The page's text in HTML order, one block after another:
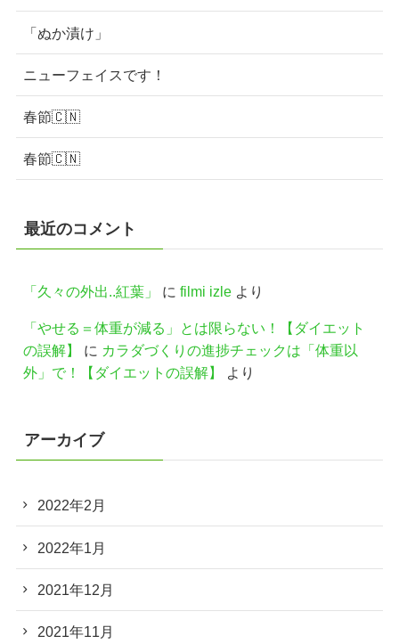
「ぬか漬け」
ニューフェイスです！
春節🇨🇳
春節🇨🇳
最近のコメント
「久々の外出..紅葉」 に filmi izleより
「やせる＝体重が減る」とは限らない！【ダイエット
の誤解】
に カラダづくりの進捗チェックは「体重以
外」で！【ダイエットの誤解】
より
アーカイブ
2022年2月
2022年1月
2021年12月
2021年11月